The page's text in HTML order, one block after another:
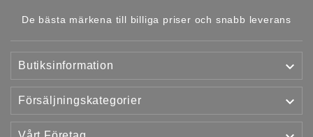
De bästa märkena till billiga priser och snabb leverans
Butiksinformation 
Försäljningskategorier 